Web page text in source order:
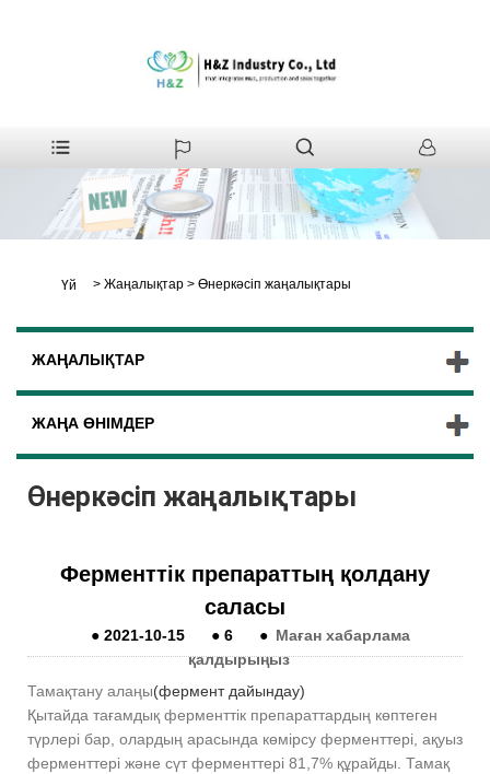
Үй > Жаңалықтар > Өнеркәсіп жаңалықтары
ЖАҢАЛЫҚТАР
ЖАҢА ӨНІМДЕР
Өнеркәсіп жаңалықтары
Ферменттік препараттың қолдану
саласы
● 2021-10-15 ● 6 ● Маған хабарлама
қалдырыңыз
Тамақтану алаңы(фермент дайындау)
Қытайда тағамдық ферменттік препараттардың көптеген
түрлері бар, олардың арасында көмірсу ферменттері, ақуыз
ферменттері және сүт ферменттері 81,7% құрайды. Тамақ